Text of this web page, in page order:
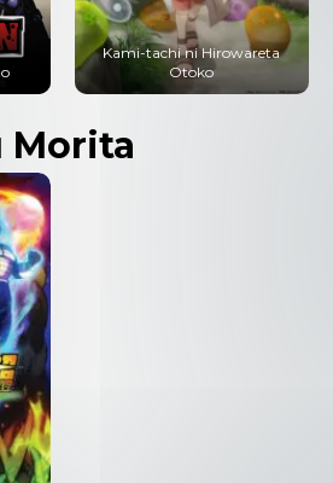
Kami-tachi ni Hirowareta
Otoko
Morita